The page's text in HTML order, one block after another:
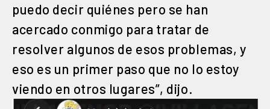
puedo decir quiénes pero se han
acercado conmigo para tratar de
resolver algunos de esos problemas, y
eso es un primer paso que no lo estoy
viendo en otros lugares”, dijo.